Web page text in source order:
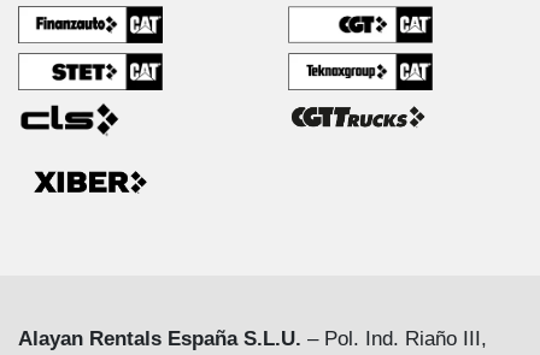
Alayan Rentals España S.L.U. – Pol. Ind. Riaño III,